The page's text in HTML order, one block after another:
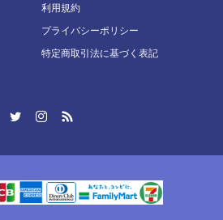
利用規約
プライバシーポリシー
特定商取引法に基づく表記